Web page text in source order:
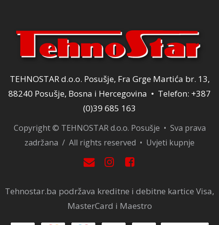
TEHNOSTAR d.o.o. Posušje, Fra Grge Martića br. 13,
88240 Posušje, Bosna i Hercegovina • Telefon: +387
(0)39 685 163
Copyright © TEHNOSTAR d.o.o. Posušje • Sva prava
zadržana / All rights reserved • Uvjeti kupnje
Tehnostar.ba podržava kreditne i debitne kartice Visa,
MasterCard i Maestro